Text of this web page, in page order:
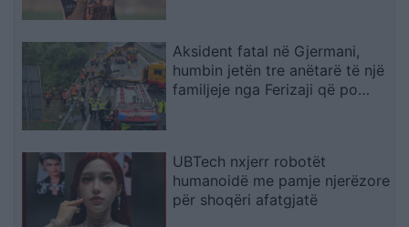
Aksident fatal në Gjermani,
humbin jetën tre anëtarë të një
familjeje nga Ferizaji që po
UBTech nxjerr robotët
humanoidë me pamje njerëzore
për shoqëri afatgjatë